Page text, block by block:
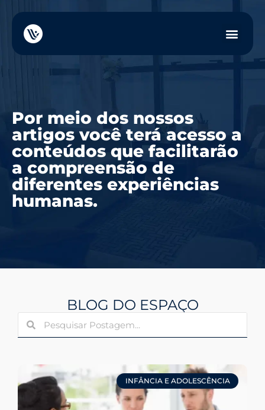
Por meio dos nossos
artigos você terá acesso a
conteúdos que facilitarão
a compreensão de
diferentes experiências
humanas.
BLOG DO ESPAÇO
INFÂNCIA E ADOLESCÊNCIA